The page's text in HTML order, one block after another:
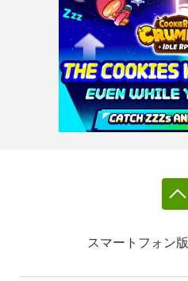
スマートフォン版